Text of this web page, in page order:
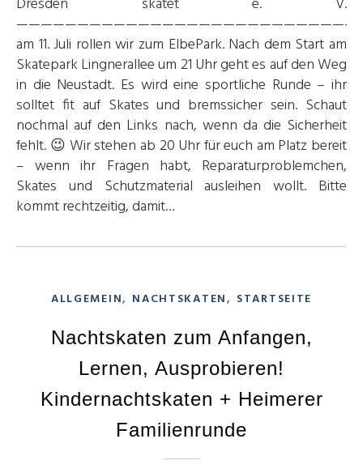
am 11. Juli rollen wir zum ElbePark. Nach dem Start am
Skatepark Lingnerallee um 21 Uhr geht es auf den Weg
in die Neustadt. Es wird eine sportliche Runde – ihr
solltet fit auf Skates und bremssicher sein. Schaut
nochmal auf den Links nach, wenn da die Sicherheit
fehlt. 😉 Wir stehen ab 20 Uhr für euch am Platz bereit
– wenn ihr Fragen habt, Reparaturproblemchen,
Skates und Schutzmaterial ausleihen wollt. Bitte
kommt rechtzeitig, damit…
ALLGEMEIN, NACHTSKATEN, STARTSEITE
Nachtskaten zum Anfangen,
Lernen, Ausprobieren!
Kindernachtskaten + Heimerer
Familienrunde